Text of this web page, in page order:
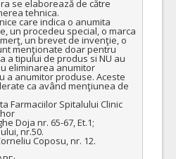
neurovascular(LOT-0006)
pentru angiografie (Rev.2)
ATRIBUIT
vase intracraniene distale
se elaborează de către
tehnica.
care indica o anumita
un procedeu special, o marca
un brevet de invenţie, o
menţionate doar pentru
a tipului de produs si NU au
eliminarea anumitor
a anumitor produse. Aceste
ca având menţiunea de
Farmaciilor Spitalului Clinic
Doja nr. 65-67, Et.1;
nr.50.
Coposu, nr. 12.